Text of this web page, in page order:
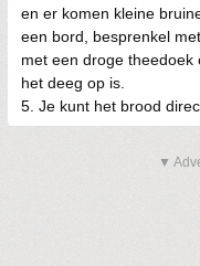
en er komen kleine
een bord, besprenkel
met een droge
het deeg op is.
5. Je kunt het brood
▼